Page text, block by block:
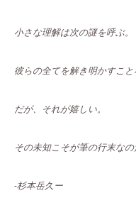
小さな理解は次の謎を呼ぶ。
彼らの全てを解き明かすこと
だが、それが嬉しい。
その未知こそが筆の行末なの
-杉本岳久ー